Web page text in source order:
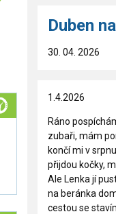
Duben
30. 04. 2026
1.4.2026
Ráno
zubaři, mám
končí mi v
přijdou kočky,
Ale Lenka jí
na beránka
cestou se